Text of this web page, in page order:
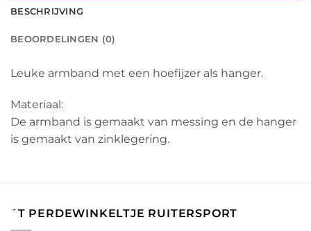
BESCHRIJVING
BEOORDELINGEN (0)
Leuke armband met een hoefijzer als hanger.
Materiaal:
De armband is gemaakt van messing en de hanger
is gemaakt van zinklegering.
´T PERDEWINKELTJE RUITERSPORT